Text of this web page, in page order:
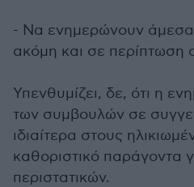
- Να ενημερώνουν άμεσα
ακόμη και σε περίπτωση
Υπενθυμίζει, δε, ότι η
των συμβουλών σε
ιδιαίτερα στους
καθοριστικό παράγοντα
περιστατικών.